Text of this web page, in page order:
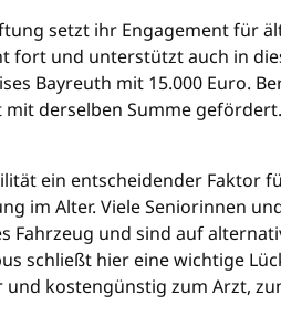
setzt ihr Engagement für
fort und unterstützt auch in
Bayreuth mit 15.000 Euro.
derselben Summe gefördert.
ein entscheidender Faktor
im Alter. Viele Seniorinnen
Fahrzeug und sind auf
schließt hier eine wichtige
kostengünstig zum Arzt,